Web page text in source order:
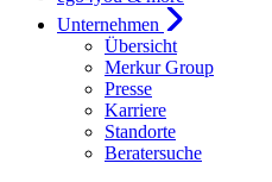
Unternehmen
Übersicht
Merkur Group
Presse
Karriere
Standorte
Beratersuche